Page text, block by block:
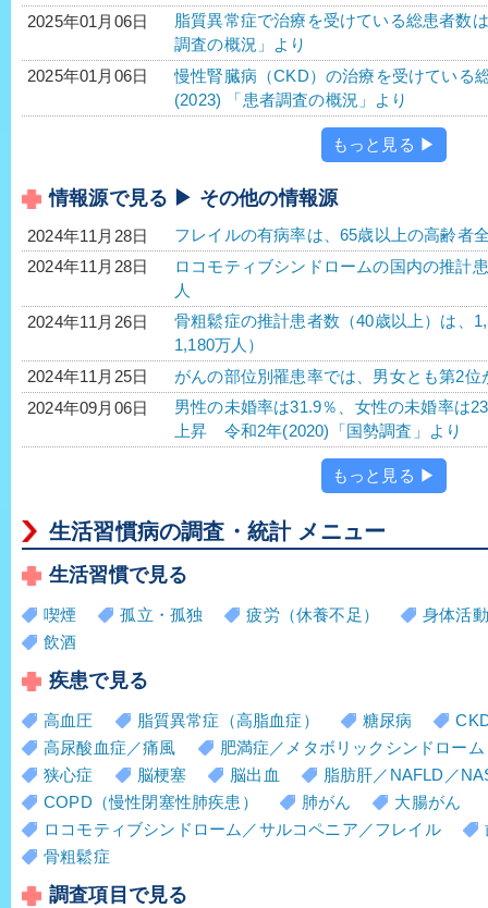
2025年01月06日
脂質異常症で治療を受けている総患者数
調査の概況」より
2025年01月06日
慢性腎臓病（CKD）の治療を受けてい
(2023) 「患者調査の概況」より
もっと見る ▶
情報源で見る ▶ その他の情報源
2024年11月28日
フレイルの有病率は、65歳以上の高齢者
2024年11月28日
ロコモティブシンドロームの国内の推計
人
2024年11月26日
骨粗鬆症の推計患者数（40歳以上）は、
1,180万人）
2024年11月25日
がんの部位別罹患率では、男女とも第2
2024年09月06日
男性の未婚率は31.9％、女性の未婚率は
上昇 令和2年(2020)「国勢調査」より
もっと見る ▶
生活習慣病の調査・統計 メニュー
生活習慣で見る
喫煙 孤立・孤独 疲労（休養不足）
身体活
飲酒
疾患で見る
高血圧 脂質異常症（高脂血症） 糖尿病
高尿酸血症／痛風
肥満症／メタボリックシンドローム
狭心症
脳梗塞 脳出血
脂肪肝／NAFLD／
COPD（慢性閉塞性肺疾患）
肺がん
大腸がん
ロコモティブシンドローム／サルコペニア／フレイル
骨粗鬆症
調査項目で見る